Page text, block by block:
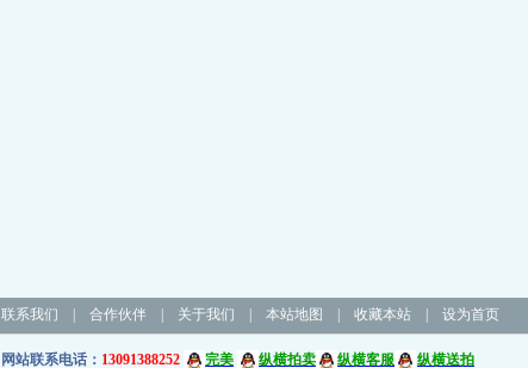
联系我们 合作伙伴| 关于我们 本站地图 收藏本站| 设为首页
网站联系电话： 13091388252 完美 纵横拍卖 纵横客服 纵横送拍